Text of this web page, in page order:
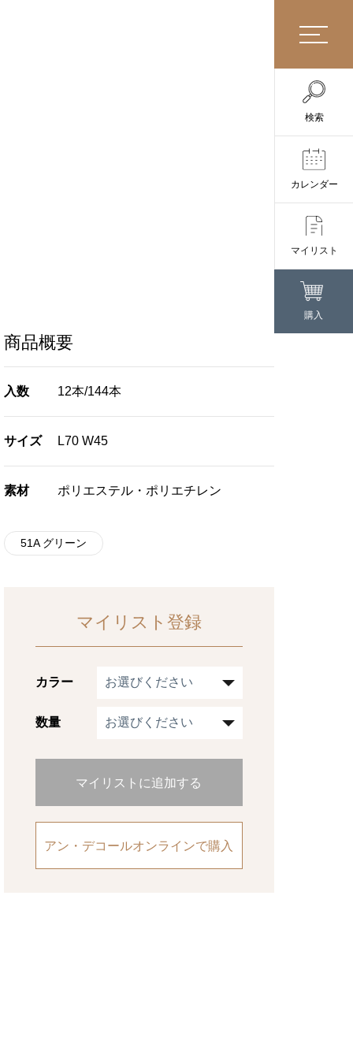
検索
カレンダー
マイリスト
購入
商品概要
入数 12本/144本
サイズ L70 W45
素材 ポリエステル・ポリエチレン
51A グリーン
マイリスト登録
カラー
数量
マイリストに追加する
アン・デコールオンラインで購入